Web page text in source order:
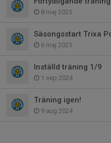
8 maj 2025
Säsongsstart Trixa
6 maj 2025
Inställd träning 1/9
1 sep 2024
Träning igen!
9 aug 2024